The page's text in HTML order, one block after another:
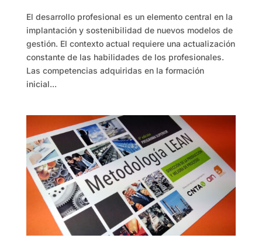
El desarrollo profesional es un elemento central en la
implantación y sostenibilidad de nuevos modelos de
gestión. El contexto actual requiere una actualización
constante de las habilidades de los profesionales.
Las competencias adquiridas en la formación
inicial...